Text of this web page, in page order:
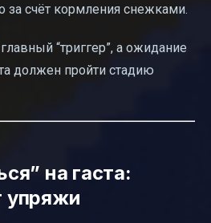
за счёт кормления снежками.
“триггер”, а ожидание
должен пройти стадию
на гаста:
упряжи